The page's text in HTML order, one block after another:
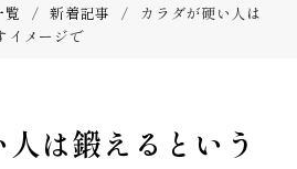
覧 新着記事
カラダが硬い人は
イメージで
は鍛えるという